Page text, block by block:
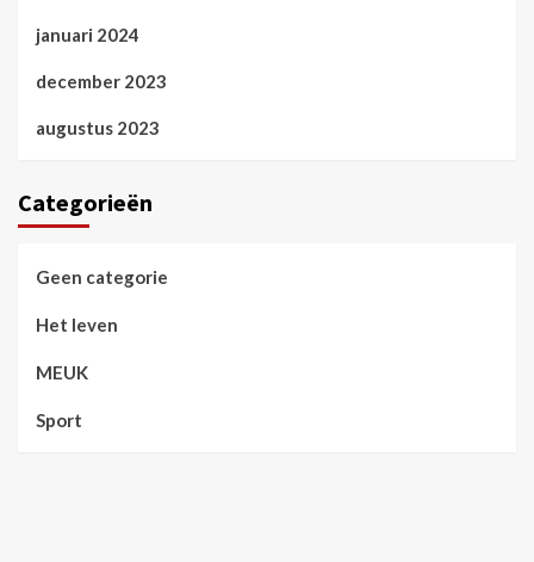
januari 2024
december 2023
augustus 2023
Categorieën
Geen categorie
Het leven
MEUK
Sport